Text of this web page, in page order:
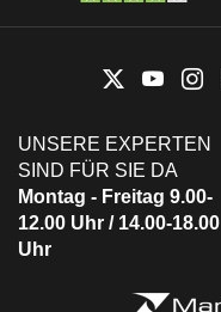
UNSERE EXPERTEN
SIND FÜR SIE DA
Montag - Freitag 9.00-
12.00 Uhr / 14.00-18.00
Uhr